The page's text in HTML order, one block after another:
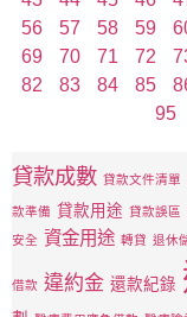
56
57 58 59
69
70 71 72
82
83 84 85
95
貸款成數 貸款文件清單
款準備 貸款用途 貸款誤區
安全 資金用途 轉貸 退休
借款 違約金 還款紀錄